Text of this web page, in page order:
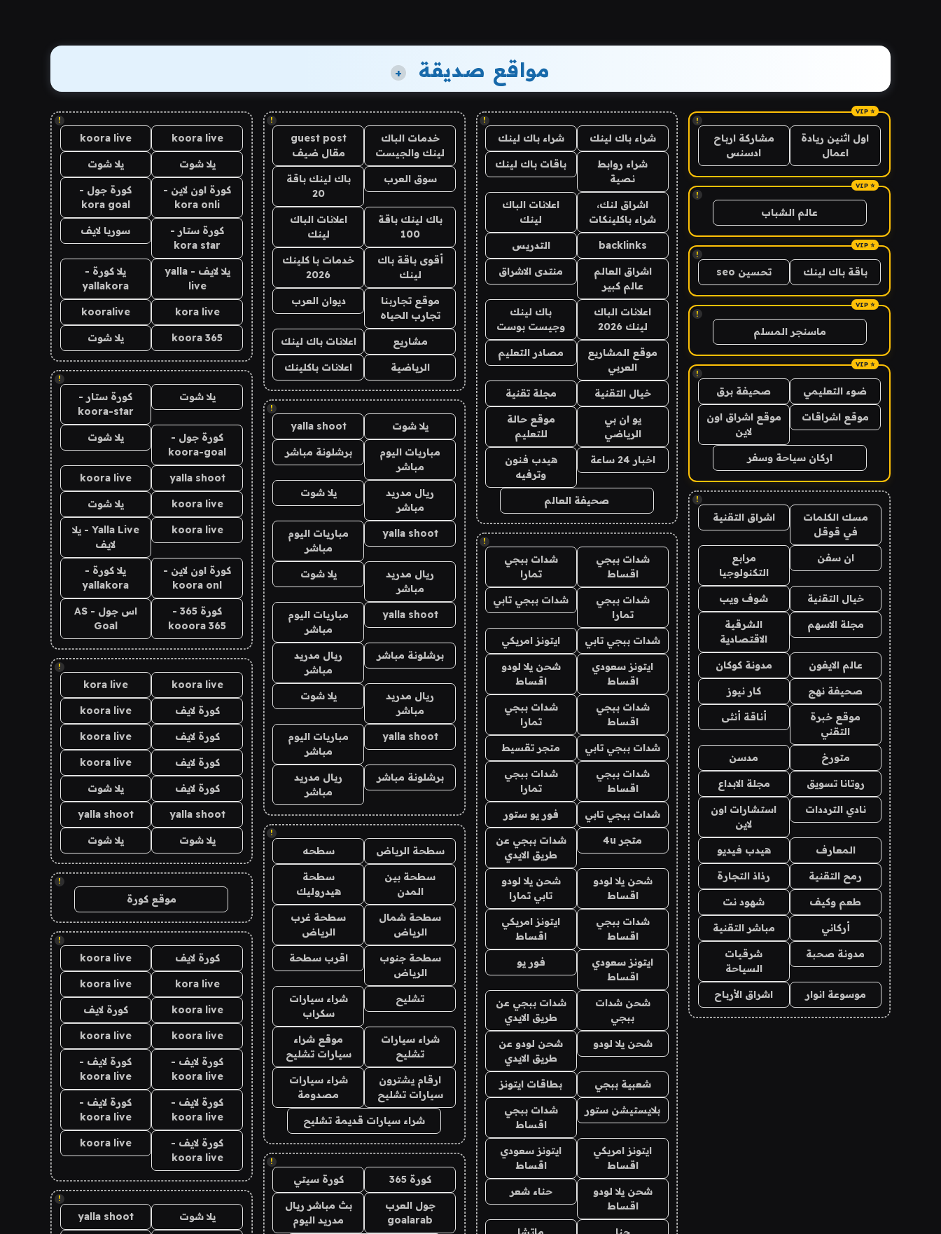
مواقع صديقة +
!
اول اثنين ريادة
اعمال
مشاركة ارباح
ادسنس
!
عالم الشباب
!
باقة باك لينك تحسين seo
!
ماسنجر المسلم
!
ضوء التعليمي صحيفة برق
موقع اشراقات
موقع اشراق اون
لاين
اركان سياحة وسفر
!
مسك الكلمات
في قوقل
اشراق التقنية
ان سفن
مرابع
التكنولوجيا
خيال التقنية شوف ويب
مجلة الاسهم
الشرقية
الاقتصادية
عالم الايفون مدونة كوكان
صحيفة نهج كار نيوز
موقع خبرة
التقني
أناقة أنثى
متورخ مدسن
روتانا تسويق مجلة الابداع
نادي الترددات
استشارات اون
لاين
المعارف هيدب فيديو
رمح التقنية رذاذ التجارة
طعم وكيف شهود نت
أركاني مباشر التقنية
مدونة صحبة
شرقيات
السياحة
موسوعة انوار اشراق الأرباح
!
شراء باك لينك شراء باك لينك
شراء روابط
نصية
باقات باك لينك
اشراق لنك،
شراء باكلينكات
اعلانات الباك
لينك
backlinks التدريس
اشراق العالم
عالم كبير
منتدى الاشراق
اعلانات الباك
لينك 2026
باك لينك
وجيست بوست
موقع المشاريع
العربي
مصادر التعليم
خيال التقنية مجلة تقنية
يو ان بي
الرياضي
موقع حالة
للتعليم
اخبار 24 ساعة
هيدب فنون
وترفيه
صحيفة العالم
!
شدات ببجي
اقساط
شدات ببجي
تمارا
شدات ببجي
تمارا
شدات ببجي تابي
شدات ببجي تابي ايتونز امريكي
ايتونز سعودي
اقساط
شحن يلا لودو
اقساط
شدات ببجي
اقساط
شدات ببجي
تمارا
شدات ببجي تابي متجر تقسيط
شدات ببجي
اقساط
شدات ببجي
تمارا
شدات ببجي تابي فور يو ستور
متجر 4u
شدات ببجي عن
طريق الايدي
شحن يلا لودو
اقساط
شحن يلا لودو
تابي تمارا
شدات ببجي
اقساط
ايتونز امريكي
اقساط
ايتونز سعودي
اقساط
فور يو
شحن شدات
ببجي
شدات ببجي عن
طريق الايدي
شحن يلا لودو
شحن لودو عن
طريق الايدي
شعبية ببجي بطاقات ايتونز
بلايستيشن ستور
شدات ببجي
اقساط
ايتونز امريكي
اقساط
ايتونز سعودي
اقساط
شحن يلا لودو
اقساط
حناء شعر
!
خدمات الباك
لينك والجيست
guest post
مقال ضيف
سوق العرب
باك لينك باقة
20
باك لينك باقة
100
اعلانات الباك
لينك
أقوى باقة باك
لينك
خدمات با كلينك
2026
موقع تجاربنا
تجارب الحياه
ديوان العرب
مشاريع اعلانات باك لينك
الرياضية اعلانات باكلينك
!
يلا شوت yalla shoot
مباريات اليوم
مباشر
برشلونة مباشر
ريال مدريد
مباشر
يلا شوت
yalla shoot
مباريات اليوم
مباشر
ريال مدريد
مباشر
يلا شوت
yalla shoot
مباريات اليوم
مباشر
برشلونة مباشر
ريال مدريد
مباشر
ريال مدريد
مباشر
يلا شوت
yalla shoot
مباريات اليوم
مباشر
برشلونة مباشر
ريال مدريد
مباشر
!
سطحة الرياض سطحه
سطحة بين
المدن
سطحة
هيدروليك
سطحة شمال
الرياض
سطحة غرب
الرياض
سطحة جنوب
الرياض
اقرب سطحة
تشليح
شراء سيارات
سكراب
شراء سيارات
تشليح
موقع شراء
سيارات تشليح
ارقام يشترون
سيارات تشليح
شراء سيارات
مصدومة
شراء سيارات قديمة تشليح
!
كورة 365 كورة سيتي
جول العرب
goalarab
بث مباشر ريال
مدريد اليوم
!
koora live
koora live
يلا شوت يلا شوت
كورة اون لاين -
kora onli
كورة جول -
kora goal
كورة ستار -
kora star
سوريا لايف
يلا لايف - yalla
live
يلا كورة -
yallakora
kora live
kooralive
koora 365 يلا شوت
!
يلا شوت
كورة ستار -
koora-star
كورة جول -
koora-goal
يلا شوت
yalla shoot
koora live
koora live يلا شوت
koora live
Yalla Live - يلا
لايف
كورة اون لاين -
koora onl
يلا كورة -
yallakora
كورة 365 -
kooora 365
اس جول - AS
Goal
!
koora live
kora live
كورة لايف koora live
كورة لايف koora live
كورة لايف koora live
كورة لايف يلا شوت
yalla shoot
yalla shoot
يلا شوت يلا شوت
!
موقع كورة
!
كورة لايف koora live
kora live
koora live
koora live كورة لايف
koora live
koora live
كورة لايف -
koora live
كورة لايف -
koora live
كورة لايف -
koora live
كورة لايف -
koora live
كورة لايف -
koora live
koora live
!
يلا شوت yalla shoot